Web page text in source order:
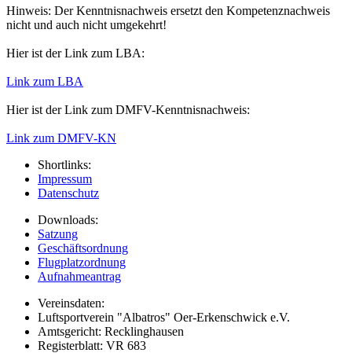
Hinweis: Der Kenntnisnachweis ersetzt den Kompetenznachweis
nicht und auch nicht umgekehrt!
Hier ist der Link zum LBA:
Link zum LBA
Hier ist der Link zum DMFV-Kenntnisnachweis:
Link zum DMFV-KN
Shortlinks:
Impressum
Datenschutz
Downloads:
Satzung
Geschäftsordnung
Flugplatzordnung
Aufnahmeantrag
Vereinsdaten:
Luftsportverein "Albatros" Oer-Erkenschwick e.V.
Amtsgericht: Recklinghausen
Registerblatt: VR 683